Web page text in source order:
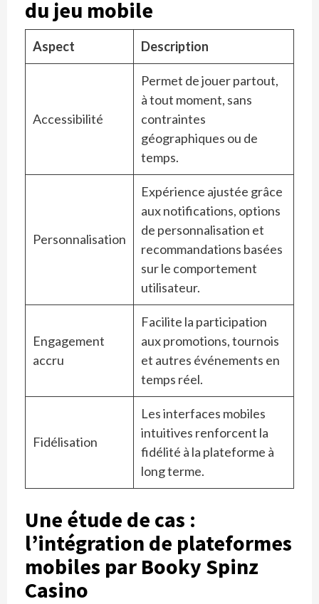
du jeu mobile
Aspect Description
Accessibilité
Permet de jouer partout,
à tout moment, sans
contraintes
géographiques ou de
temps.
Personnalisation
Expérience ajustée grâce
aux notifications, options
de personnalisation et
recommandations basées
sur le comportement
utilisateur.
Engagement
accru
Facilite la participation
aux promotions, tournois
et autres événements en
temps réel.
Fidélisation
Les interfaces mobiles
intuitives renforcent la
fidélité à la plateforme à
long terme.
Une étude de cas :
l’intégration de plateformes
mobiles par Booky Spinz
Casino